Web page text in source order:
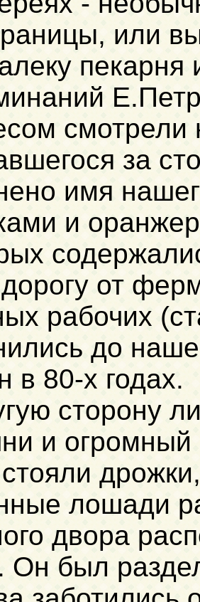
или
смотрели
за
имя
и
от
рабочих
до
в 80-х годах.
сторону
и огромный
лошади
двора
Он был